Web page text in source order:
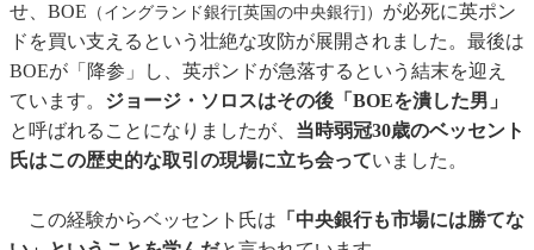
せ、BOE （イングランド銀行[英国の中央銀行]） が必死に英ポン
ドを買い支えるという壮絶な攻防が展開されました。最後は
BOEが「降参」し、英ポンドが急落するという結末を迎え
ています。 ジョージ・ソロスはその後「BOEを潰した男」
と呼ばれることになりましたが、 当時弱冠30歳のベッセント
氏はこの歴史的な取引の現場に立ち会っていました。
この経験からベッセント氏は 「中央銀行も市場には勝てな